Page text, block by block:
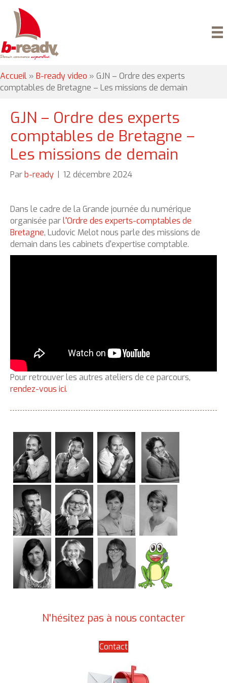
Accueil » B-ready video » GJN – Ordre des experts
comptables de Bretagne – Les missions de demain
GJN – Ordre des experts
comptables de Bretagne –
Les missions de demain
Par b-ready 12 décembre 2024
Dans le cadre de la Grande journée du numérique
organisée parl'Ordre des experts-comptables de
Bretagne, Ludovic Melot nous parle des missions de
demain dans les cabinets d'expertise comptable.
Pour retrouver les autres ateliers de ce parcours,
rendez-vous ici.
N'hésitez pas à nous contacter
Contact